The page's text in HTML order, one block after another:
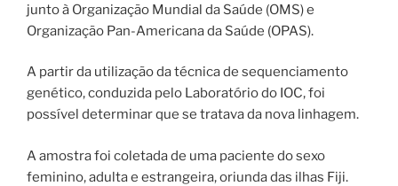
junto à Organização Mundial da Saúde (OMS) e
Organização Pan-Americana da Saúde (OPAS).
A partir da utilização da técnica de sequenciamento
genético, conduzida pelo Laboratório do IOC, foi
possível determinar que se tratava da nova linhagem.
A amostra foi coletada de uma paciente do sexo
feminino, adulta e estrangeira, oriunda das ilhas Fiji.